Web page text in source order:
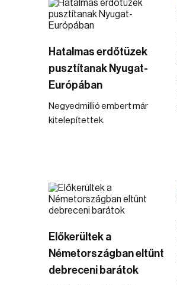
Hatalmas erdőtüzek
pusztítanak Nyugat-
Európában
Negyedmillió embert már
kitelepítettek.
Előkerültek a
Németországban eltűnt
debreceni barátok